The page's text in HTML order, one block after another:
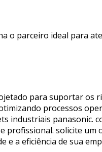
o parceiro ideal para
para suportar os
processos
industriais panasonic.
profissional. solicite um
a eficiência de sua